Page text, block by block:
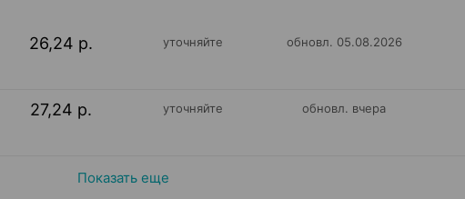
26,24 р. уточняйте обновл. 05.08.2026
27,24 р. уточняйте обновл. вчера
Показать еще